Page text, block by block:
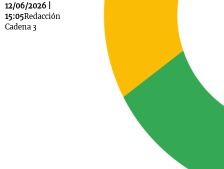
12/06/2026 |
15:05Redacción
Cadena 3